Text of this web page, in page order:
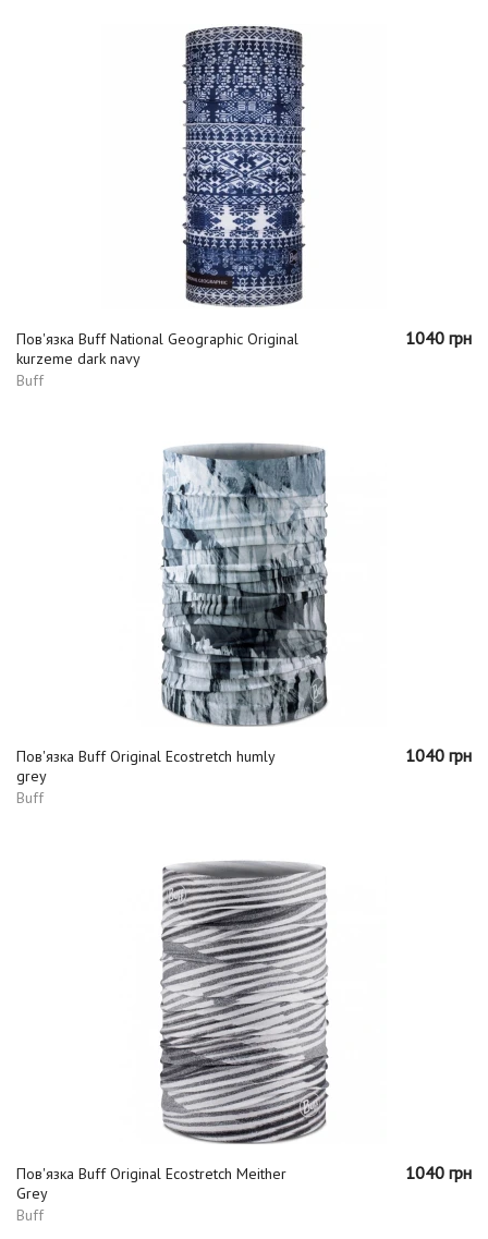
Пов'язка Buff National Geographic Original
kurzeme dark navy
Buff
1040 грн
Пов'язка Buff Original Ecostretch humly
grey
Buff
1040 грн
Пов'язка Buff Original Ecostretch Meither
Grey
Buff
1040 грн